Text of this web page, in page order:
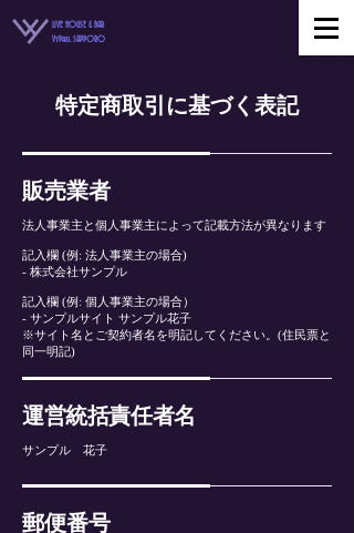
LIVE HOUSE & BAR
VyPass. SAPPORO
特定商取引に基づく表記
販売業者
法人事業主と個人事業主によって記載方法が異なります
記入欄 (例: 法人事業主の場合)
- 株式会社サンプル
記入欄 (例: 個人事業主の場合）
- サンプルサイト サンプル花子
※サイト名とご契約者名を明記してください。(住民票と
同一明記)
運営統括責任者名
サンプル 花子
郵便番号